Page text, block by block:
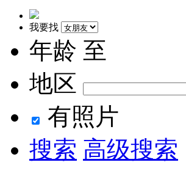
我要找
年龄 至
地区
有照片
搜索 高级搜索